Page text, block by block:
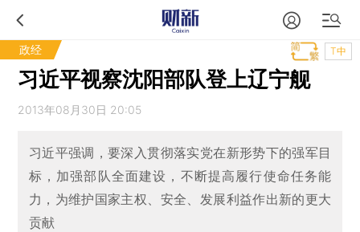
政经 T中
习近平视察沈阳部队登上辽宁舰
2013年08月30日 20:05
习近平强调，要深入贯彻落实党在新形势下的强军目
标，加强部队全面建设，不断提高履行使命任务能
力，为维护国家主权、安全、发展利益作出新的更大
贡献